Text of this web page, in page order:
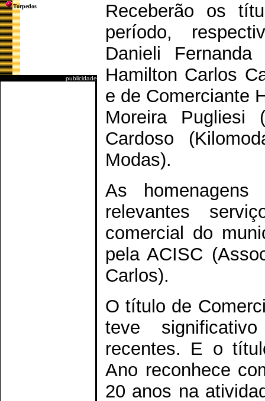
Torpedos
publicidade
Receberão os
período,
Danieli
Hamilton Carlos
e de Comerciante
Moreira Pugliesi
Cardoso
Modas).
As homenagens
relevantes
comercial do
pela ACISC
Carlos).
O título de
teve
recentes. E o
Ano reconhece
20 anos na